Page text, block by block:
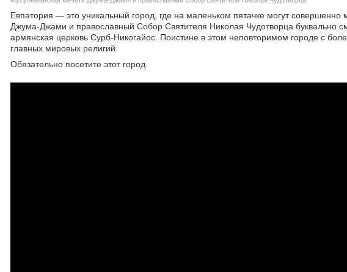
Евпатория — это уникальный город, где на маленьком пятачке могут
Джума-Джами и православный Собор Святителя Николая Чудотворца буквально
армянская церковь Сурб-Никогайос. Поистине в этом неповторимом городе с
главных мировых религий.
Обязательно посетите этот город.